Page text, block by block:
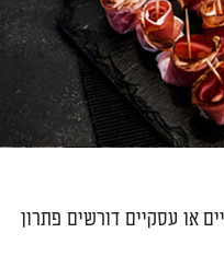
או עסקיים דורשים פתרון